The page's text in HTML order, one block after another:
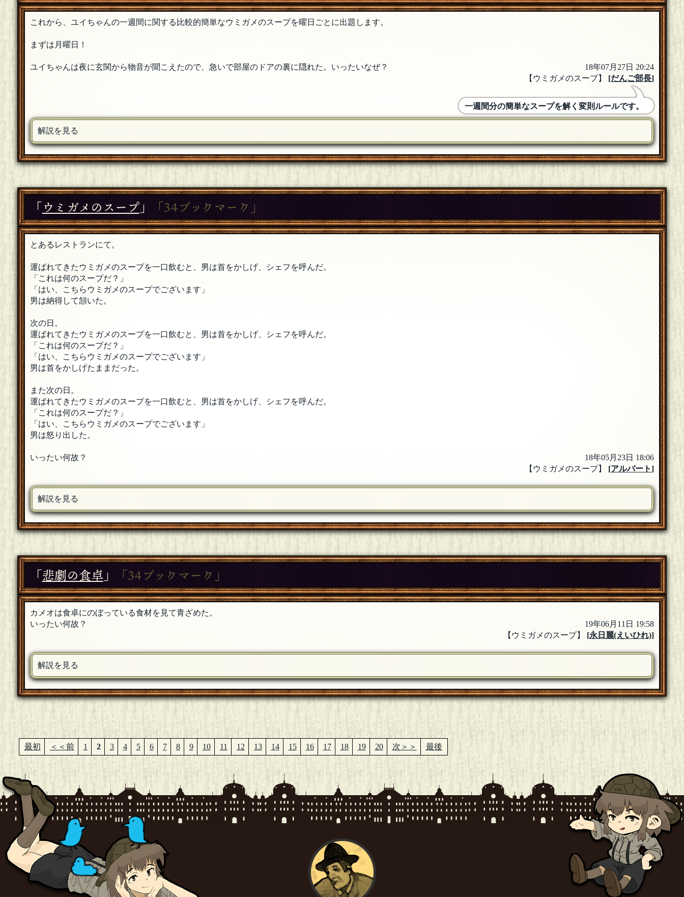
これから、ユイちゃんの一週間に関する比較的簡単なウミガメのスープを曜日ごとに出題します。
まずは月曜日！
ユイちゃんは夜に玄関から物音が聞こえたので、急いで部屋のドアの裏に隠れた。いったいなぜ？
18年07月27日 20:24
【ウミガメのスープ】
[だんご部長]
一週間分の簡単なスープを解く変則ルールです。
解説を見る
「ウミガメのスープ」 「34ブックマーク」
とあるレストランにて。
運ばれてきたウミガメのスープを一口飲むと、男は首をかしげ、シェフを呼んだ。
「これは何のスープだ？」
「はい、こちらウミガメのスープでございます」
男は納得して頷いた。
次の日。
運ばれてきたウミガメのスープを一口飲むと、男は首をかしげ、シェフを呼んだ。
「これは何のスープだ？」
「はい、こちらウミガメのスープでございます」
男は首をかしげたままだった。
また次の日。
運ばれてきたウミガメのスープを一口飲むと、男は首をかしげ、シェフを呼んだ。
「これは何のスープだ？」
「はい、こちらウミガメのスープでございます」
男は怒り出した。
いったい何故？
18年05月23日 18:06
【ウミガメのスープ】
[アルバート]
解説を見る
「悲劇の食卓 」 「34ブックマーク」
カメオは食卓にのぼっている食材を見て青ざめた。
いったい何故？
19年06月11日 19:58
【ウミガメのスープ】
[永日麗(えいひれ)]
解説を見る
最初 ＜＜前 1 2 3 4 5 6 7 8 9 10 11 12 13 14 15 16 17 18 19 20 次＞＞ 最後